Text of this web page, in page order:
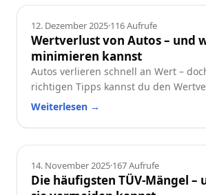
Ratgeber
12. Dezember 2025·116Aufrufe
Wertverlust von Autos – und
minimieren kannst
Autos verlieren schnell an Wert –
richtigen Tipps kannst du den
reduzieren. Erfahre, welche Faktoren
wertstabil hältst.
Weiterlesen →
Ratgeber
14. November 2025·167Aufrufe
Die häufigsten TÜV-Mängel –